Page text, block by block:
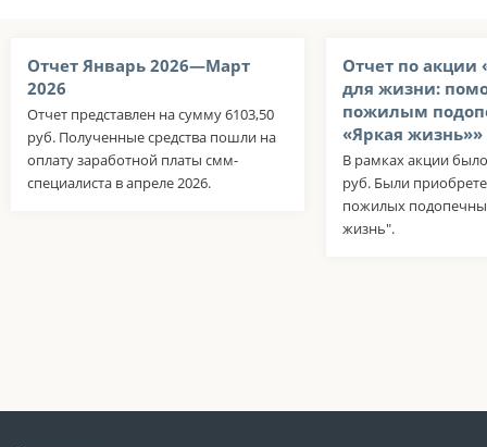
Отчет Январь 2026—Март
2026
Отчет представлен на сумму 6103,50
руб. Полученные средства пошли на
оплату заработной платы смм-
специалиста в апреле 2026.
Отчет по акции
для жизни:
пожилым
«Яркая жизнь»»
В рамках акции
руб. Были
пожилых
жизнь".